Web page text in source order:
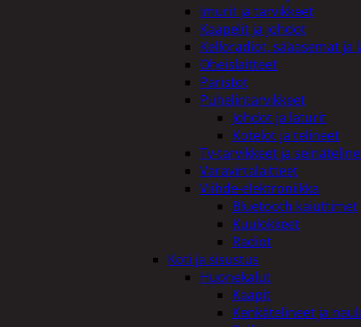
Imurit ja tarvikkeet
Kaapelit ja johdot
Kelloradiot, sääasemat
Oheislaitteet
Paristot
Puhelintarvikkeet
Johdot ja laturit
Kotelot ja telineet
Tv-tarvikkeet ja
Varavirtalaitteet
Viihde-elektroniikka
Bluetooth kaiuttimet
Kuulokkeet
Radiot
Koti ja sisustus
Huonekalut
Kaapit
Kenkätelineet ja